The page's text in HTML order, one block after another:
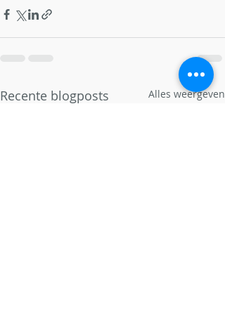
Recente blogposts Alles weergeven